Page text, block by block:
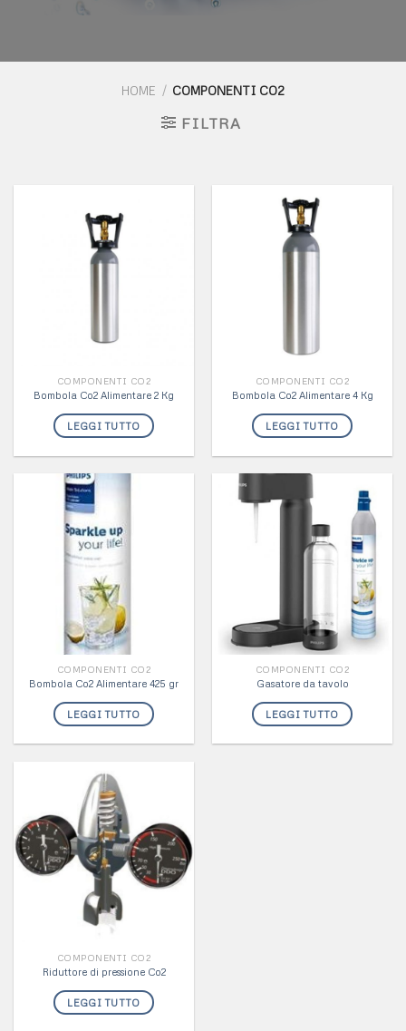
HOME / COMPONENTI CO2
FILTRA
COMPONENTI CO2
Bombola Co2 Alimentare 2 Kg
LEGGI TUTTO
COMPONENTI CO2
Bombola Co2 Alimentare 4 Kg
LEGGI TUTTO
COMPONENTI CO2
Bombola Co2 Alimentare 425 gr
LEGGI TUTTO
COMPONENTI CO2
Gasatore da tavolo
LEGGI TUTTO
COMPONENTI CO2
Riduttore di pressione Co2
LEGGI TUTTO